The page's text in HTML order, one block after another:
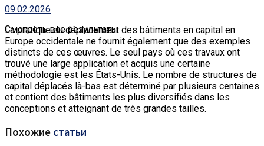
Смотреть все результаты
09.02.2026
La pratique du déplacement des bâtiments en capital en
Europe occidentale ne fournit également que des exemples
distincts de ces œuvres. Le seul pays où ces travaux ont
trouvé une large application et acquis une certaine
méthodologie est les États-Unis. Le nombre de structures de
capital déplacés là-bas est déterminé par plusieurs centaines
et contient des bâtiments les plus diversifiés dans les
conceptions et atteignant de très grandes tailles.
Похожие статьи